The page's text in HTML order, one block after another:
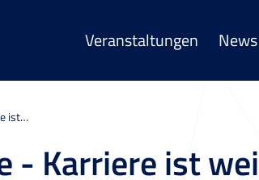
Veranstaltungen News
ist…
- Karriere ist